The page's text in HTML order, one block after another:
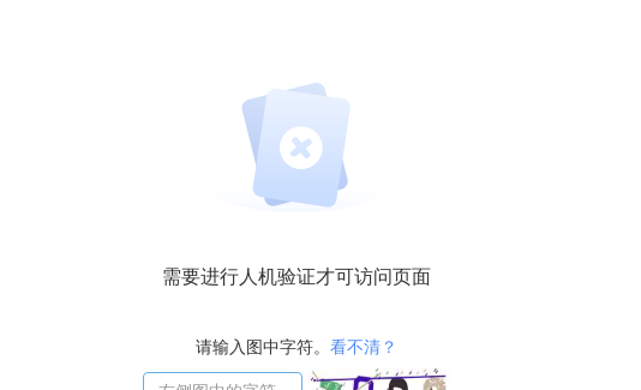
需要进行人机验证才可访问页面
请输入图中字符。 看不清？